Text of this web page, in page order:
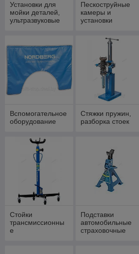
Установки для
мойки деталей,
ультразвуковые
Пескоструйные
камеры и
установки
Вспомогательное
оборудование
Стяжки пружин,
разборка стоек
Стойки
трансмиссионны
е
Подставки
автомобильные
страховочные